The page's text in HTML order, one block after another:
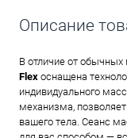
Описание
В отличие от
Flex оснащена
индивидуального
механизма,
вашего тела. Сеанс